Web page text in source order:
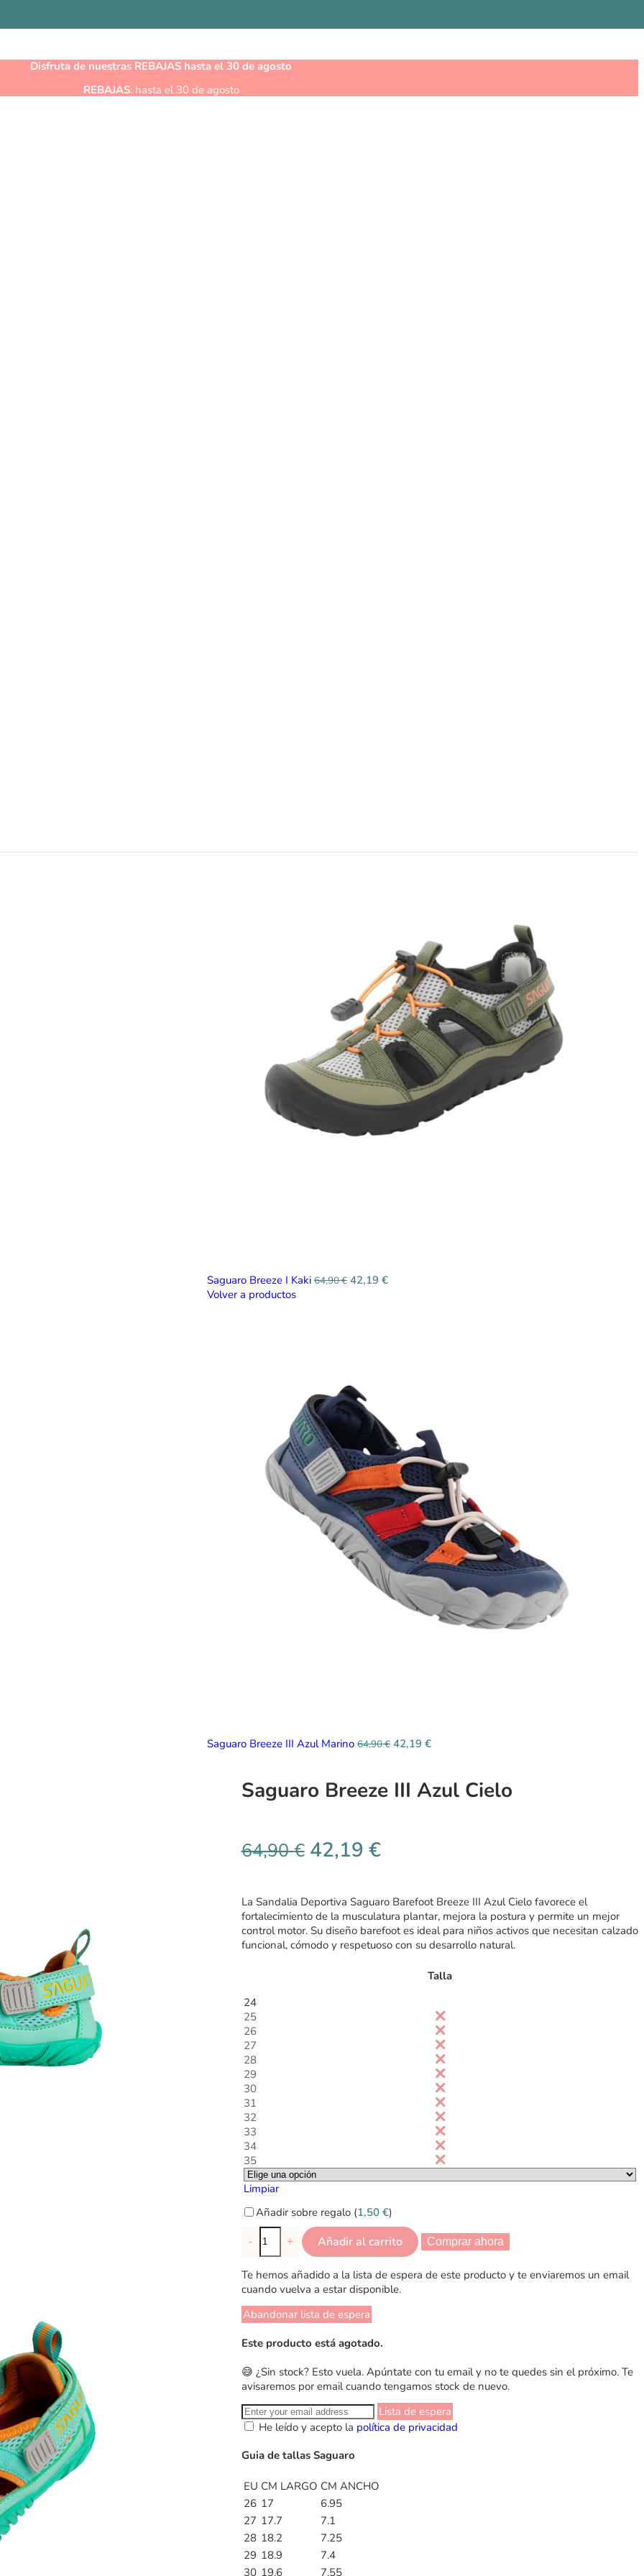
Disfruta de nuestras REBAJAS hasta el 30 de agosto
REBAJAS: hasta el 30 de agosto
Saguaro Breeze I Kaki 64,90€ 42,19 €
Volver a productos
Saguaro Breeze III Azul Marino 64,90€ 42,19 €
Saguaro Breeze III Azul Cielo
64,90€ 42,19 €
La Sandalia Deportiva Saguaro Barefoot Breeze III Azul Cielo favorece el
fortalecimiento de la musculatura plantar, mejora la postura y permite un mejor
control motor. Su diseño barefoot es ideal para niños activos que necesitan calzado
funcional, cómodo y respetuoso con su desarrollo natural.
Talla
24
25
26
27
28
29
30
31
32
33
34
35
Limpiar
Añadir sobre regalo (1,50 €)
- + Añadir al carrito Comprar ahora
Te hemos añadido a la lista de espera de este producto y te enviaremos un email
cuando vuelva a estar disponible.
Abandonar lista de espera
Este producto está agotado.
😅 ¿Sin stock? Esto vuela. Apúntate con tu email y no te quedes sin el próximo. Te
avisaremos por email cuando tengamos stock de nuevo.
Lista de espera
He leído y acepto la política de privacidad
Guia de tallas Saguaro
EU CM LARGO CM ANCHO
26 17
6.95
27 17.7
7.1
28 18.2
7.25
29 18.9
7.4
30 19.6 7.55